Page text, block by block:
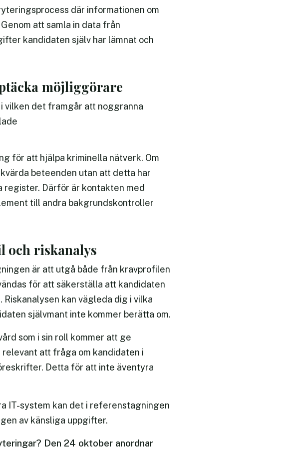
där informationen om
att samla in data från
kandidaten själv har lämnat och
möjliggörare
vilken det framgår att noggranna
för att hjälpa kriminella nätverk. Om
beteenden utan att detta har
register. Därför är kontakten med
till andra bakgrundskontroller
och riskanalys
är att utgå både från kravprofilen
för att säkerställa att kandidaten
kan vägleda dig i vilka
självmant inte kommer berätta om.
som i sin roll kommer att ge
att fråga om kandidaten i
Detta för att inte äventyra
IT-system kan det i referenstagningen
av känsliga uppgifter.
Den 24 oktober anordnar